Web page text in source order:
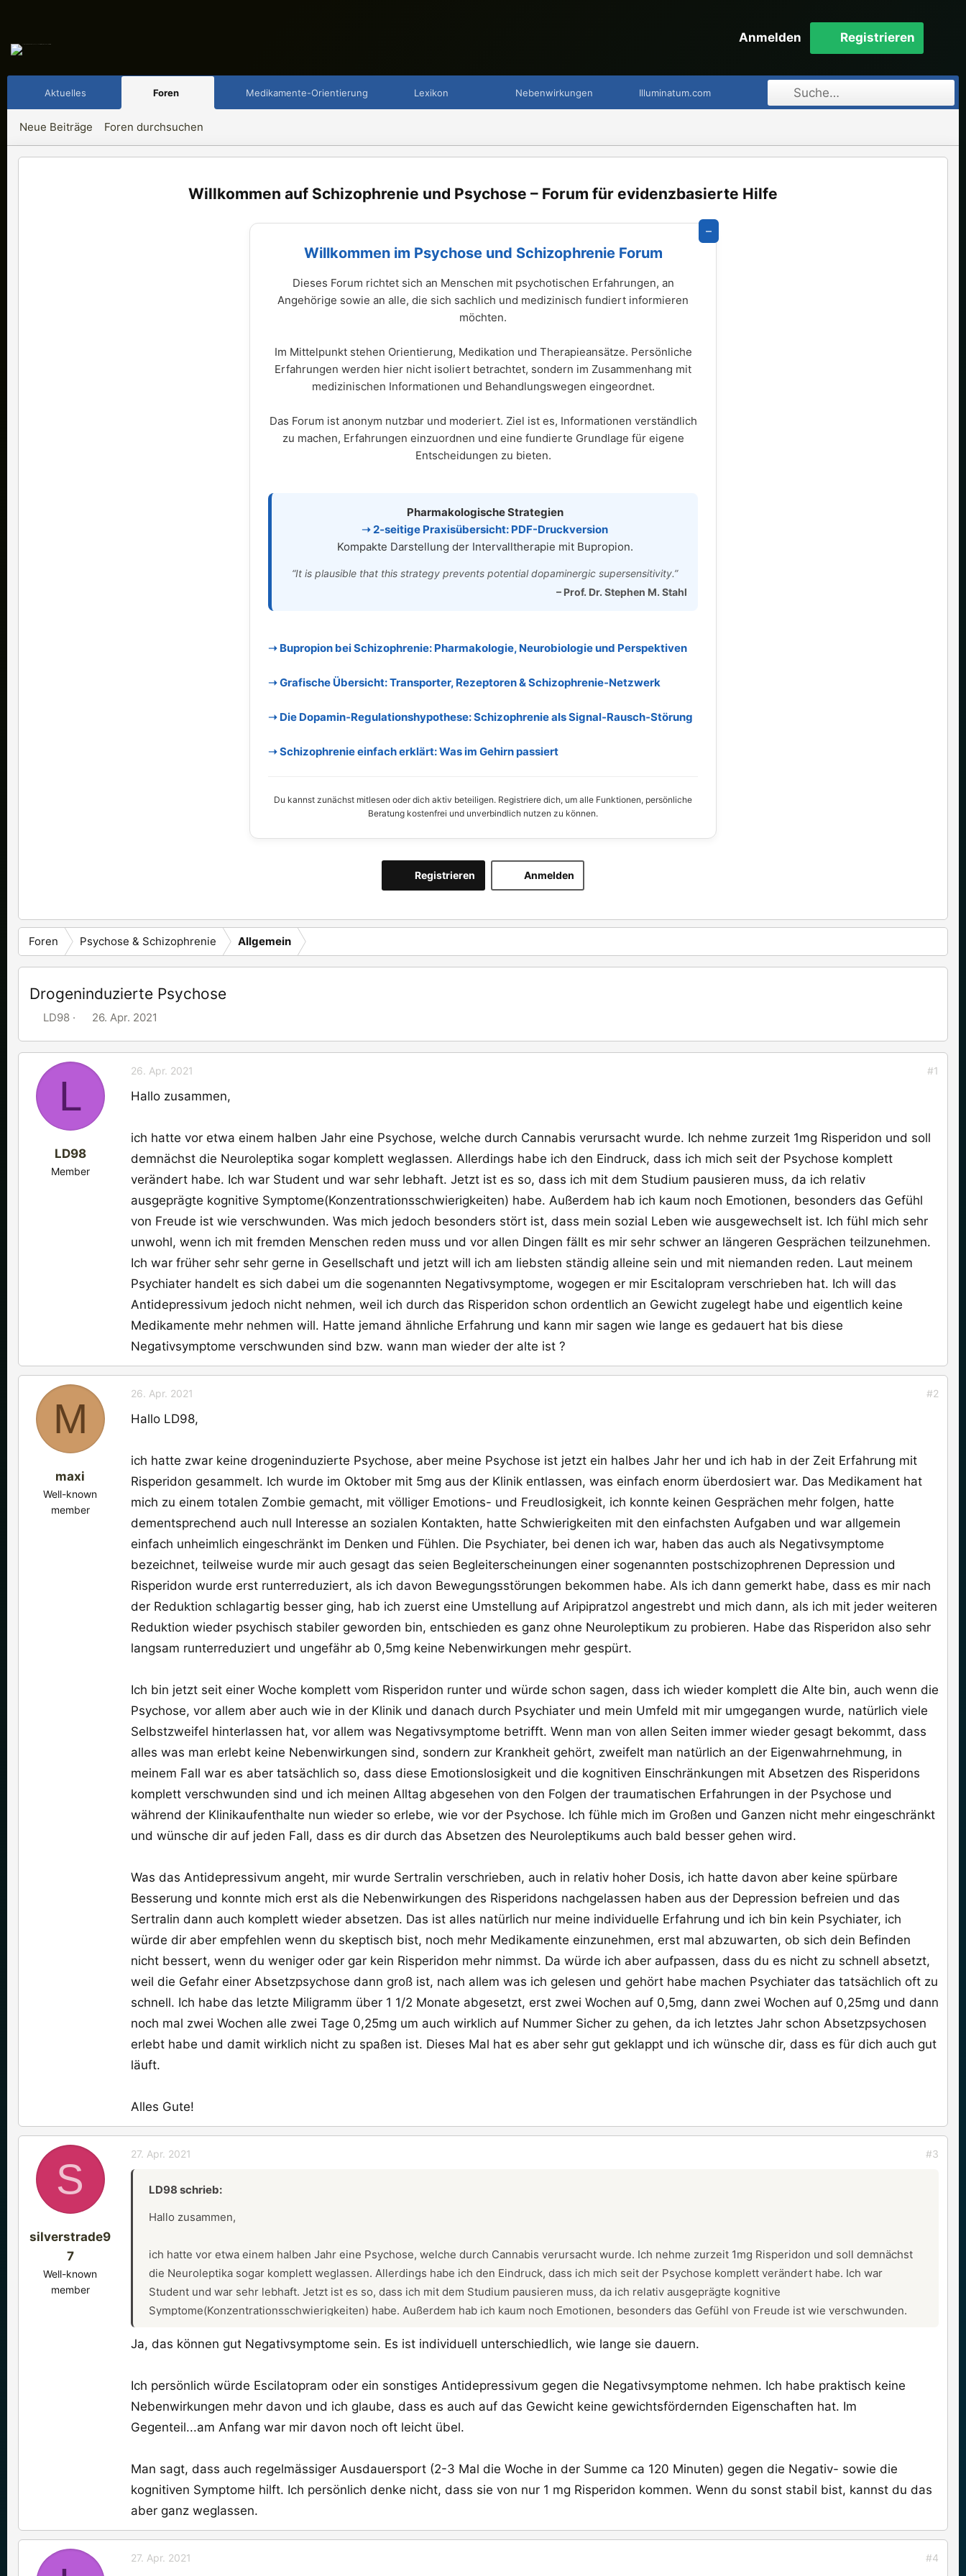
Anmelden Registrieren
Aktuelles Foren Medikamente-Orientierung Lexikon Nebenwirkungen Illuminatum.com
Neue Beiträge Foren durchsuchen
Schizophrenie und Psychose – Forum für evidenzbasierte Hilfe
–
Willkommen im Psychose und Schizophrenie Forum
Dieses Forum richtet sich an Menschen mit psychotischen Erfahrungen, an
Angehörige sowie an alle, die sich sachlich und medizinisch fundiert informieren
möchten.
Im Mittelpunkt stehen Orientierung, Medikation und Therapieansätze. Persönliche
Erfahrungen werden hier nicht isoliert betrachtet, sondern im Zusammenhang mit
medizinischen Informationen und Behandlungswegen eingeordnet.
Das Forum ist anonym nutzbar und moderiert. Ziel ist es, Informationen verständlich
zu machen, Erfahrungen einzuordnen und eine fundierte Grundlage für eigene
Entscheidungen zu bieten.
Pharmakologische Strategien
➝ 2‑seitige Praxisübersicht: PDF-Druckversion
Kompakte Darstellung der Intervalltherapie mit Bupropion.
“It is plausible that this strategy prevents potential dopaminergic supersensitivity.”
– Prof. Dr. Stephen M. Stahl
➝ Bupropion bei Schizophrenie: Pharmakologie, Neurobiologie und Perspektiven
➝ Grafische Übersicht: Transporter, Rezeptoren & Schizophrenie‑Netzwerk
➝ Die Dopamin‑Regulationshypothese: Schizophrenie als Signal‑Rausch‑Störung
➝ Schizophrenie einfach erklärt: Was im Gehirn passiert
Du kannst zunächst mitlesen oder dich aktiv beteiligen. Registriere dich, um alle Funktionen, persönliche
Beratung kostenfrei und unverbindlich nutzen zu können.
Anmelden
Registrieren
Foren Psychose & Schizophrenie Allgemein
Drogeninduzierte Psychose
E
s
t
l
LD98
E
s
t
l
26. Apr. 2021
L
LD98
Member
26. Apr. 2021 #1
Hallo zusammen,
ich hatte vor etwa einem halben Jahr eine Psychose, welche durch Cannabis verursacht wurde. Ich nehme zurzeit 1mg Risperidon und soll
demnächst die Neuroleptika sogar komplett weglassen. Allerdings habe ich den Eindruck, dass ich mich seit der Psychose komplett
verändert habe. Ich war Student und war sehr lebhaft. Jetzt ist es so, dass ich mit dem Studium pausieren muss, da ich relativ
ausgeprägte kognitive Symptome(Konzentrationsschwierigkeiten) habe. Außerdem hab ich kaum noch Emotionen, besonders das Gefühl
von Freude ist wie verschwunden. Was mich jedoch besonders stört ist, dass mein sozial Leben wie ausgewechselt ist. Ich fühl mich sehr
unwohl, wenn ich mit fremden Menschen reden muss und vor allen Dingen fällt es mir sehr schwer an längeren Gesprächen teilzunehmen.
Ich war früher sehr sehr gerne in Gesellschaft und jetzt will ich am liebsten ständig alleine sein und mit niemanden reden. Laut meinem
Psychiater handelt es sich dabei um die sogenannten Negativsymptome, wogegen er mir Escitalopram verschrieben hat. Ich will das
Antidepressivum jedoch nicht nehmen, weil ich durch das Risperidon schon ordentlich an Gewicht zugelegt habe und eigentlich keine
Medikamente mehr nehmen will. Hatte jemand ähnliche Erfahrung und kann mir sagen wie lange es gedauert hat bis diese
Negativsymptome verschwunden sind bzw. wann man wieder der alte ist ?
M
maxi
Well-known
member
26. Apr. 2021 #2
Hallo LD98,
ich hatte zwar keine drogeninduzierte Psychose, aber meine Psychose ist jetzt ein halbes Jahr her und ich hab in der Zeit Erfahrung mit
Risperidon gesammelt. Ich wurde im Oktober mit 5mg aus der Klinik entlassen, was einfach enorm überdosiert war. Das Medikament hat
mich zu einem totalen Zombie gemacht, mit völliger Emotions- und Freudlosigkeit, ich konnte keinen Gesprächen mehr folgen, hatte
dementsprechend auch null Interesse an sozialen Kontakten, hatte Schwierigkeiten mit den einfachsten Aufgaben und war allgemein
einfach unheimlich eingeschränkt im Denken und Fühlen. Die Psychiater, bei denen ich war, haben das auch als Negativsymptome
bezeichnet, teilweise wurde mir auch gesagt das seien Begleiterscheinungen einer sogenannten postschizophrenen Depression und
Risperidon wurde erst runterreduziert, als ich davon Bewegungsstörungen bekommen habe. Als ich dann gemerkt habe, dass es mir nach
der Reduktion schlagartig besser ging, hab ich zuerst eine Umstellung auf Aripipratzol angestrebt und mich dann, als ich mit jeder weiteren
Reduktion wieder psychisch stabiler geworden bin, entschieden es ganz ohne Neuroleptikum zu probieren. Habe das Risperidon also sehr
langsam runterreduziert und ungefähr ab 0,5mg keine Nebenwirkungen mehr gespürt.
Ich bin jetzt seit einer Woche komplett vom Risperidon runter und würde schon sagen, dass ich wieder komplett die Alte bin, auch wenn die
Psychose, vor allem aber auch wie in der Klinik und danach durch Psychiater und mein Umfeld mit mir umgegangen wurde, natürlich viele
Selbstzweifel hinterlassen hat, vor allem was Negativsymptome betrifft. Wenn man von allen Seiten immer wieder gesagt bekommt, dass
alles was man erlebt keine Nebenwirkungen sind, sondern zur Krankheit gehört, zweifelt man natürlich an der Eigenwahrnehmung, in
meinem Fall war es aber tatsächlich so, dass diese Emotionslosigkeit und die kognitiven Einschränkungen mit Absetzen des Risperidons
komplett verschwunden sind und ich meinen Alltag abgesehen von den Folgen der traumatischen Erfahrungen in der Psychose und
während der Klinikaufenthalte nun wieder so erlebe, wie vor der Psychose. Ich fühle mich im Großen und Ganzen nicht mehr eingeschränkt
und wünsche dir auf jeden Fall, dass es dir durch das Absetzen des Neuroleptikums auch bald besser gehen wird.
Was das Antidepressivum angeht, mir wurde Sertralin verschrieben, auch in relativ hoher Dosis, ich hatte davon aber keine spürbare
Besserung und konnte mich erst als die Nebenwirkungen des Risperidons nachgelassen haben aus der Depression befreien und das
Sertralin dann auch komplett wieder absetzen. Das ist alles natürlich nur meine individuelle Erfahrung und ich bin kein Psychiater, ich
würde dir aber empfehlen wenn du skeptisch bist, noch mehr Medikamente einzunehmen, erst mal abzuwarten, ob sich dein Befinden
nicht bessert, wenn du weniger oder gar kein Risperidon mehr nimmst. Da würde ich aber aufpassen, dass du es nicht zu schnell absetzt,
weil die Gefahr einer Absetzpsychose dann groß ist, nach allem was ich gelesen und gehört habe machen Psychiater das tatsächlich oft zu
schnell. Ich habe das letzte Miligramm über 1 1/2 Monate abgesetzt, erst zwei Wochen auf 0,5mg, dann zwei Wochen auf 0,25mg und dann
noch mal zwei Wochen alle zwei Tage 0,25mg um auch wirklich auf Nummer Sicher zu gehen, da ich letztes Jahr schon Absetzpsychosen
erlebt habe und damit wirklich nicht zu spaßen ist. Dieses Mal hat es aber sehr gut geklappt und ich wünsche dir, dass es für dich auch gut
läuft.
Alles Gute!
S
silverstrade9
7
Well-known
member
27. Apr. 2021 #3
LD98 schrieb:
Hallo zusammen,
ich hatte vor etwa einem halben Jahr eine Psychose, welche durch Cannabis verursacht wurde. Ich nehme zurzeit 1mg Risperidon und soll demnächst
die Neuroleptika sogar komplett weglassen. Allerdings habe ich den Eindruck, dass ich mich seit der Psychose komplett verändert habe. Ich war
Student und war sehr lebhaft. Jetzt ist es so, dass ich mit dem Studium pausieren muss, da ich relativ ausgeprägte kognitive
Symptome(Konzentrationsschwierigkeiten) habe. Außerdem hab ich kaum noch Emotionen, besonders das Gefühl von Freude ist wie verschwunden.
muss und vor allen Dingen fällt es mir sehr schwer an längeren Gesprächen teilzunehmen. Ich war früher sehr sehr gerne in Gesellschaft und jetzt will
wogegen er mir Escitalopram verschrieben hat. Ich will das Antidepressivum jedoch nicht nehmen, weil ich durch das Risperidon schon ordentlich an
Gewicht zugelegt habe und eigentlich keine Medikamente mehr nehmen will. Hatte jemand ähnliche Erfahrung und kann mir sagen wie lange es
gedauert hat bis diese Negativsymptome verschwunden sind bzw. wann man wieder der alte ist ?
Ja, das können gut Negativsymptome sein. Es ist individuell unterschiedlich, wie lange sie dauern.
Ich persönlich würde Escilatopram oder ein sonstiges Antidepressivum gegen die Negativsymptome nehmen. Ich habe praktisch keine
Nebenwirkungen mehr davon und ich glaube, dass es auch auf das Gewicht keine gewichtsfördernden Eigenschaften hat. Im
Gegenteil...am Anfang war mir davon noch oft leicht übel.
Man sagt, dass auch regelmässiger Ausdauersport (2-3 Mal die Woche in der Summe ca 120 Minuten) gegen die Negativ- sowie die
kognitiven Symptome hilft. Ich persönlich denke nicht, dass sie von nur 1 mg Risperidon kommen. Wenn du sonst stabil bist, kannst du das
aber ganz weglassen.
27. Apr. 2021 #4